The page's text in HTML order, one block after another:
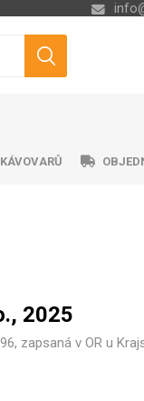
2025
zapsaná v OR u